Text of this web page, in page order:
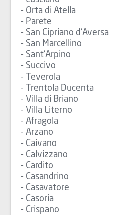
- Orta di Atella
- Parete
- San Cipriano d'Aversa
- San Marcellino
- Sant'Arpino
- Succivo
- Teverola
- Trentola Ducenta
- Villa di Briano
- Villa Literno
- Afragola
- Arzano
- Caivano
- Calvizzano
- Cardito
- Casandrino
- Casavatore
- Casoria
- Crispano